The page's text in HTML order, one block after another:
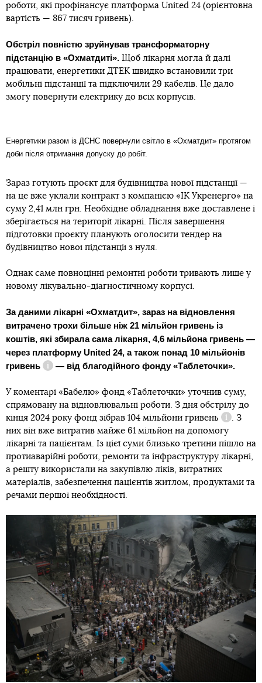
роботи, які профінансує платформа United 24 (орієнтовна
вартість — 867 тисяч гривень).
Обстріл повністю зруйнував трансформаторну
підстанцію в «Охматдиті». Щоб лікарня могла й далі
працювати, енергетики ДТЕК швидко встановили три
мобільні підстанції та підключили 29 кабелів. Це дало
змогу повернути електрику до всіх корпусів.
Енергетики разом із ДСНС повернули світло в «Охматдит» протягом
доби після отримання допуску до робіт.
Зараз готують проєкт для будівництва нової підстанції —
на це вже уклали контракт з компанією «ІК Укренерго» на
суму 2,41 млн грн. Необхідне обладнання вже доставлене і
зберігається на території лікарні. Після завершення
підготовки проєкту планують оголосити тендер на
будівництво нової підстанції з нуля.
Однак саме повноцінні ремонтні роботи тривають лише у
новому лікувально-діагностичному корпусі.
За даними лікарні «Охматдит», зараз на відновлення
витрачено трохи більше ніж 21 мільйон гривень із
коштів, які збирала сама лікарня, 4,6 мільйона гривень —
через платформу United 24, а також понад 10 мільйонів
гривень
Довідка
— від благодійного фонду «Таблеточки».
У коментарі «Бабелю» фонд «Таблеточки» уточнив суму,
спрямовану на відновлювальні роботи. З дня обстрілу до
кінця 2024 року фонд зібрав 104 мільйони гривень
Довідка
. З
них він вже витратив майже 61 мільйон на допомогу
лікарні та пацієнтам. Із цієї суми близько третини пішло на
протиаварійні роботи, ремонти та інфраструктуру лікарні,
а решту використали на закупівлю ліків, витратних
матеріалів, забезпечення пацієнтів житлом, продуктами та
речами першої необхідності.